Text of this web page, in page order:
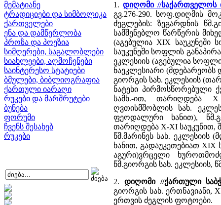
მემატიანე
ტრადიციები და სიმბოლიკა
ქართველები
ენა და დამწერლობა
პროზა და პოეზია
სიმღერები, საგალობლები
სიახლეები, აღმოჩენები
საინტერესო სტატიები
ბმულები, ბიბლიოგრაფია
ქართული იარაღი
რუკები და მარშრუტები
ბუნება
ფორუმი
ჩვენს შესახებ
რუკები
1. დიღომი //საქართველოს
გვ.276-290. სოფ.დიღმის
ძეგლების: ზეგარდნის
სამშენებლო წარწერის
(აგებულია XIX საუკუნეში
საუკუნეში სოფლის
ეკლესიის (აგებულია
ნაეკლესიარი (მდებარეობს
გიორგის სახ. ეკლესიის
ნატეხი პირმოსწორებული
სამხ.-ით, თარიღდება
ღვთისმშობლის სახ.
ფეოდალური ხანით),
თარიღდება X-XI საუკუნით,
წმ.მარინეს სახ.
ხანით, გადაუკეთებიათ XIX
აგური)ვრცელი
წმ.გიორგის სახ. ეკლესიის,
2. დიღომი //ქართული
გიორგის სახ.
ერთვის ძეგლის ფოტოები.